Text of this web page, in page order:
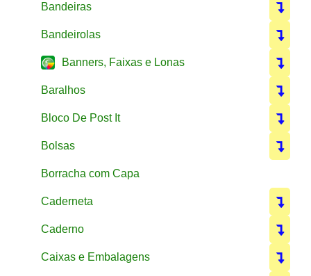
Bandeiras
Bandeirolas
Banners, Faixas e Lonas
Baralhos
Bloco De Post It
Bolsas
Borracha com Capa
Caderneta
Caderno
Caixas e Embalagens